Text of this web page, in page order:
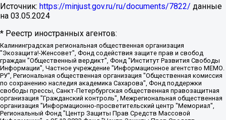
Источник: https://minjust.gov.ru/ru/documents/7822/ данные
на 03.05.2024
* Реестр иностранных агентов:
Калининградская региональная общественная организация "Экозащита!-Женсовет", Фонд содействия защите прав и свобод граждан "Общественный вердикт", Фонд "Институт Развития Свободы Информации", Частное учреждение "Информационное агентство МЕМО. РУ", Региональная общественная организация "Общественная комиссия по сохранению наследия академика Сахарова", Фонд поддержки свободы прессы, Санкт-Петербургская общественная правозащитная организация "Гражданский контроль", Межрегиональная общественная организация "Информационно-просветительский центр "Мемориал", Региональный Фонд "Центр Защиты Прав Средств Массовой Информации", с 05.12.2023 Фонд "Центр Защиты Прав Средств массовой информации", Региональная общественная благотворительная организация помощи беженцам и мигрантам "Гражданское содействие", Негосударственное образовательное учреждение дополнительного профессионального образования (повышение квалификации) специалистов "АКАДЕМИЯ ПО ПРАВАМ ЧЕЛОВЕКА", Свердловская региональная общественная организация "Сутяжник", Автономная некоммерческая организация "Центр независимых социологических исследований", Союз общественных объединений "Российский исследовательский центр по правам человека", Региональное общественное учреждение научно-информационный центр "МЕМОРИАЛ", Некоммерческая организация "Фонд защиты гласности", Автономная некоммерческая организация "Институт прав человека", Городская общественная организация "Екатеринбургское общество "МЕМОРИАЛ", Городская общественная организация "Рязанское историко-просветительское и правозащитное общество "Мемориал" (Рязанский Мемориал), Челябинский региональный орган общественной самодеятельности – женское общественное объединение "Женщины Евразии", Челябинский региональный орган общественной самодеятельности "Уральская правозащитная группа", Фонд содействия защите здоровья и социальной справедливости имени Андрея Рылькова, Автономная Некоммерческая Организация "Аналитический Центр Юрия Левады", Автономная некоммерческая организация социальной поддержки населения "Проект Апрель", Региональная общественная организация помощи женщинам и детям, находящимся в кризисной ситуации "Информационно-методический центр "Анна", Фонд содействия развитию массовых коммуникаций и правовому просвещению "Так-так-Так", Фонд содействия устойчивому развитию "Серебряная тайга", Свердловский региональный общественный фонд социальных проектов "Новое время", "Idel.Реалии", Кавказ.Реалии, Крым.Реалии, Телеканал Настоящее Время, Татаро-башкирская служба Радио Свобода (Azatliq Radiosi), Радио Свободная Европа/Радио Свобода (PCE/PC), "Сибирь.Реалии", "Фактограф", Благотворительный фонд помощи осужденным и их семьям, Автономная некоммерческая организация "Институт глобализации и социальных движений", Фонд "В защиту прав заключенных", Частное учреждение "Центр поддержки и содействия развитию средств массовой информации", Пензенский региональный общественный благотворительный фонд "Гражданский союз", "Север.Реалии", Некоммерческая организация Фонд "Правовая инициатива", Общество с ограниченной ответственностью "Радио Свободная Европа/Радио Свобода", Чешское информационное агентство "MEDIUM-ORIENT", Красноярская региональная общественная организация "Мы против СПИДа", Камалягин Денис Николаевич, Маркелов Сергей Евгеньевич, Пономарев Лев Александрович, Савицкая Людмила Алексеевна, Автономная некоммерческая организация "Центр по работе с проблемой насилия "НАСИЛИЮ.НЕТ", Межрегиональный профессиональный союз работников здравоохранения "Альянс врачей", Юридическое лицо, зарегистрированное в Латвийской Республике, SIA "Medusa Project" (регистрационный номер 40103797863, дата регистрации 10.06.2014), Некоммерческая организация "Фонд по борьбе с коррупцией", Автономная некоммерческая организация "Институт права и публичной политики", Баданин Роман Сергеевич, Гликин Максим Александрович, Железнова Мария Михайловна, Лукьянова Юлия Сергеевна, Маетная Елизавета Витальевна, Маняхин Петр Борисович, Чуракова Ольга Владимировна, Ярош Юлия Петровна, Юридическое лицо "The Insider SIA", зарегистрированное в Риге, Латвийская Республика (дата регистрации 26.06.2015), являющееся администратором доменного имени интернет-издания "The Insider SIA", https://theins.ru, Постернак Алексей Евгеньевич, Рубин Михаил Аркадьевич, Анин Роман Александрович, Юридическое лицо Istories fonds, зарегистрированное в Латвийской Республике (регистрационный номер 50008295751, дата регистрации 24.02.2020), Великовский Дмитрий Александрович, Долинина Ирина Николаевна, Мароховская Алеся Алексеевна, Шлейнов Роман Юрьевич, Шмагун Олеся Валентиновна, Общество с ограниченной ответственностью "Альтаир 2021", Общество с ограниченной ответственностью "Вега 2021", Общество с ограниченной ответственностью "Главный редактор 2021", Общество с ограниченной ответственностью "Ромашки монолит", Важенков Артем Валерьевич, Ивановская областная общественная организация "Центр гендерных исследований", Гурман Юрий Альбертович, Медиапроект "ОВД-Инфо", Егоров Владимир Владимирович, Жилинский Владимир Александрович, Общество с ограниченной ответственностью "ЗП", Иванова София Юрьевна, Карезина Инна Павловна, Кильтау Екатерина Викторовна, Петров Алексей Викторович, Пискунов Сергей Евгеньевич, Смирнов Сергей Сергеевич, Тихонов Михаил Сергеевич, Общество с ограниченной ответственностью "ЖУРНАЛИСТ-ИНОСТРАННЫЙ АГЕНТ", Арапова Галина Юрьевна, Вольтская Татьяна Анатольевна, Американская компания "Mason G.E.S. Anonymous Foundation" (США), являющаяся владельцем интернет-издания https://mnews.world/, Компания "Stichting Bellingcat", зарегистрированная в Нидерландах (дата регистрации 11.07.2018), Захаров Андрей Вячеславович, Клепиковская Екатерина Дмитриевна, Общество с ограниченной ответственностью "МЕМО", Перл Роман Александрович, Симонов Евгений Алексеевич, Соловьева Елена Анатольевна, Сотников Даниил Владимирович, Сурначева Елизавета Дмитриевна, Автономная некоммерческая организация по защите прав человека и информированию населения "Якутия – Наше Мнение", Общество с ограниченной ответственностью "Москоу диджитал медиа", с 26.01.2023 Общество с ограниченной ответственностью "Чайка Белые сады", Ветошкина Валерия Валерьевна, Заговора Максим Александрович, Межрегиональное общественное движение "Российская ЛГБТ - сеть", Оленичев Максим Владимирович, Павлов Иван Юрьевич, Скворцова Елена Сергеевна, Общество с ограниченной ответственностью "Как бы инагент", Кочетков Игорь Викторович, Общество с ограниченной ответственностью "Честные выборы", Еланчик Олег Александрович, Общество с ограниченной ответственностью "Нобелевский призыв", Гималова Регина Эмилевна, Григорьев Андрей Валерьевич, Григорьева Алина Александровна, Ассоциация по содействию защите прав призывников, альтернативнослужащих и военнослужащих "Правозащитная группа "Гражданин.Армия.Право", Хисамова Регина Фаритовна, Автономная некоммерческая организация по реализации социально-правовых программ "Лилит", Дальневосточное общественное движение "Маяк", Санкт-Петербургская ЛГБТ-инициативная группа "Выход", Инициативная группа ЛГБТ+ "Реверс", Алексеев Андрей Викторович, Бекбулатова Таисия Львовна, Беляев Иван Михайлович, Владыкина Елена Сергеевна, Гельман Марат Александрович, Никульшина Вероника Юрьевна, Толоконникова Надежда Андреевна, Шендерович Виктор Анатольевич, Общество с ограниченной ответственностью "Данное сообщение", Общество с ограниченной ответственностью Издательский дом "Новая глава", Айнбиндер Александра Александровна, Московский комьюнити-центр для ЛГБТ+инициатив, Благотворительный фонд развития филантропии, Deutsche Welle (Германия, Kurt-Schumacher-Strasse 3, 53113 Bonn), Борзунова Мария Михайловна, Воробьев Виктор Викторович, Голубева Анна Львовна, Константинова Алла Михайловна, Малкова Ирина Владимировна, Мурадов Мурад Абдулгалимович, Осетинская Елизавета Николаевна, Понасенков Евгений Николаевич, Ганапольский Матвей Юрьевич, Киселев Евгений Алексеевич, Борухович Ирина Григорьевна, Дремин Иван Тимофеевич, Дубровский Дмитрий Викторович, Красноярская региональная общественная организация поддержки и развития альтернативных образовательных технологий и межкультурных коммуникаций "ИНТЕРРА", Маяковская Екатерина Алексеевна, Фейгин Марк Захарович, Филимонов Андрей Викторович, Дзугкоева Регина Николаевна, Доброхотов Роман Александрович, Дудь Юрий Александрович, Елкин Сергей Владимирович, Кругликов Кирилл Игоревич, Сабунаева Мария Леонидовна, Семенов Алексей Владимирович, Шаинян Карен Багратович, Шульман Екатерина Михайловна, Асафьев Артур Валерьевич, Вахштайн Виктор Семенович, Венедиктов Алексей Алексеевич, Лушникова Екатерина Евгеньевна, Волков Леонид Михайлович, Невзоров Александр Глебович, Пархоменко Сергей Борисович, Сироткин Ярослав Николаевич, Кара-Мурза Владимир Владимирович, Баранова Наталья Владимировна, Гозман Леонид Яковлевич, Кагарлицкий Борис Юльевич, Климарев Михаил Валерьевич, Милов Владимир Станиславович, Автономная некоммерческая организация Краснодарский центр современного искусства "Типография", Моргенштерн Алишер Тагирович, Соболь Любовь Эдуардовна, Общество с ограниченной ответственностью "ЛИЗА НОРМ", Каспаров Гарри Кимович, Ходорковский Михаил Борисович, Общество с ограниченной ответственностью "Апрельские тезисы", Данилович Ирина Брониславовна, Кашин Олег Владимирович, Петров Николай Владимирович, Пивоваров Алексей Владимирович, Соколов Михаил Владимирович, Цветкова Юлия Владимировна, Чичваркин Евгений Александрович, Комитет против пыток/Команда против пыток, Общество с ограниченной ответственностью "Первый научный", Общество с ограниченной ответственностью "Вертолет и ко", Белоцерковская Вероника Борисовна, Кац Максим Евгеньевич, Лазарева Татьяна Юрьевна, Шаведдинов Руслан Табризович, Яшин Илья Валерьевич, Общество с ограниченной ответственностью "Иноагент ААВ", Алешковский Дмитрий Петрович, Альбац Евгения Марковна, Быков Дмитрий Львович, Галямина Юлия Евгеньевна, Лойко Сергей Леонидович, Мартынов Кирилл Константинович, Медведев Сергей Александрович, Крашенинников Федор Геннадиевич, Гордеева Катерина Вл